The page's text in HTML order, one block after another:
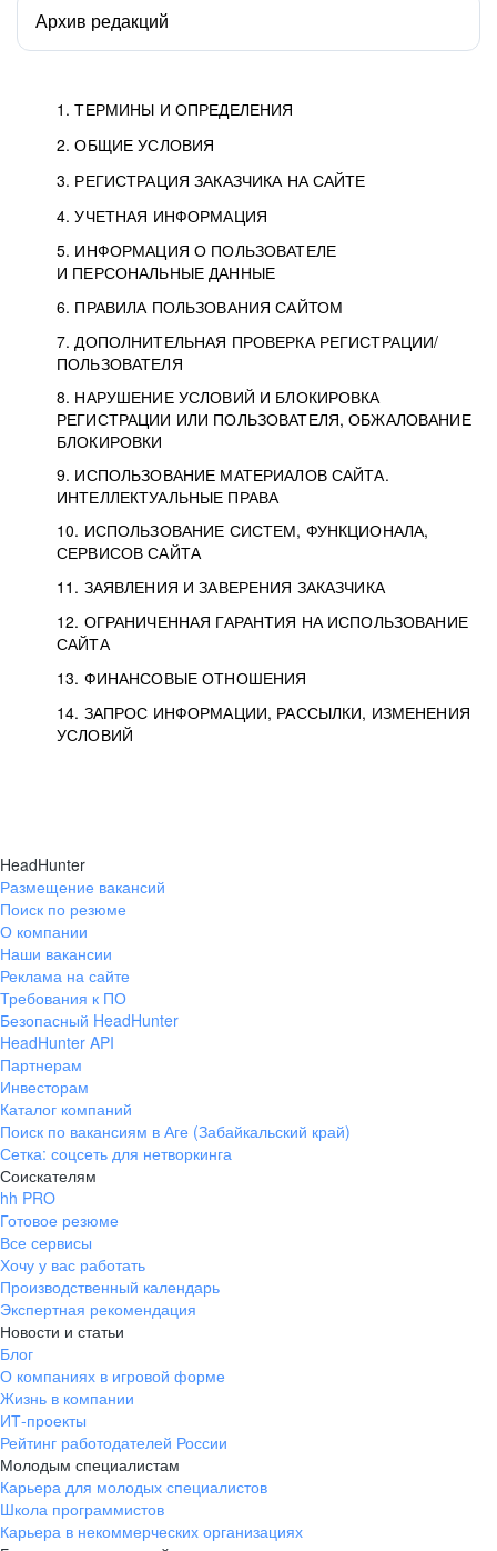
1. ТЕРМИНЫ И ОПРЕДЕЛЕНИЯ
2. ОБЩИЕ УСЛОВИЯ
3. РЕГИСТРАЦИЯ ЗАКАЗЧИКА НА САЙТЕ
4. УЧЕТНАЯ ИНФОРМАЦИЯ
5. ИНФОРМАЦИЯ О ПОЛЬЗОВАТЕЛЕ
И ПЕРСОНАЛЬНЫЕ ДАННЫЕ
6. ПРАВИЛА ПОЛЬЗОВАНИЯ САЙТОМ
7. ДОПОЛНИТЕЛЬНАЯ ПРОВЕРКА РЕГИСТРАЦИИ/
ПОЛЬЗОВАТЕЛЯ
8. НАРУШЕНИЕ УСЛОВИЙ И БЛОКИРОВКА
РЕГИСТРАЦИИ ИЛИ ПОЛЬЗОВАТЕЛЯ, ОБЖАЛОВАНИЕ
БЛОКИРОВКИ
9. ИСПОЛЬЗОВАНИЕ МАТЕРИАЛОВ САЙТА.
ИНТЕЛЛЕКТУАЛЬНЫЕ ПРАВА
10. ИСПОЛЬЗОВАНИЕ СИСТЕМ, ФУНКЦИОНАЛА,
СЕРВИСОВ САЙТА
11. ЗАЯВЛЕНИЯ И ЗАВЕРЕНИЯ ЗАКАЗЧИКА
12. ОГРАНИЧЕННАЯ ГАРАНТИЯ НА ИСПОЛЬЗОВАНИЕ
САЙТА
13. ФИНАНСОВЫЕ ОТНОШЕНИЯ
14. ЗАПРОС ИНФОРМАЦИИ, РАССЫЛКИ, ИЗМЕНЕНИЯ
УСЛОВИЙ
Архив редакций
HeadHunter
Размещение вакансий
Поиск по резюме
О компании
Наши вакансии
Реклама на сайте
Требования к ПО
Безопасный HeadHunter
HeadHunter API
Партнерам
Инвесторам
Каталог компаний
Поиск по вакансиям в Аге (Забайкальский край)
Сетка: соцсеть для нетворкинга
Соискателям
hh PRO
Готовое резюме
Все сервисы
Хочу у вас работать
Производственный календарь
Экспертная рекомендация
Новости и статьи
Блог
О компаниях в игровой форме
Жизнь в компании
ИТ-проекты
Рейтинг работодателей России
Молодым специалистам
Карьера для молодых специалистов
Школа программистов
Карьера в некоммерческих организациях